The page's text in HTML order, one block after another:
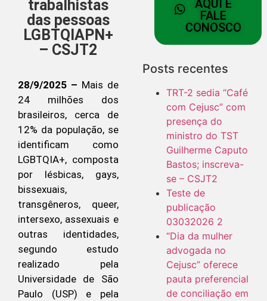
trabalhistas
das pessoas
LGBTQIAPN+
– CSJT2
28/9/2025 – Mais de
24 milhões dos
brasileiros, cerca de
12% da população, se
identificam como
LGBTQIA+, composta
por lésbicas, gays,
bissexuais,
transgêneros, queer,
intersexo, assexuais e
outras identidades,
segundo estudo
realizado pela
Universidade de São
Paulo (USP) e pela
AQUI E
FALE
CONOSCO
Posts recentes
TRT-2 sedia “Café
com Cejusc” com
presença do
ministro do TST
Guilherme Caputo
Bastos; inscreva-
se – CSJT2
Teste de
publicação
03032026 2
“Dia da mulher
advogada no
Cejusc” oferece
pauta preferencial
de conciliação em